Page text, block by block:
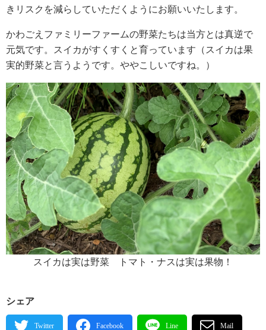
きリスクを減らしていただくようにお願いいたします。
かわごえファミリーファームの野菜たちは当方とは真逆で
元気です。スイカがすくすくと育っています（スイカは果
実的野菜と言うようです。ややこしいですね。）
スイカは実は野菜 トマト・ナスは実は果物！
シェア